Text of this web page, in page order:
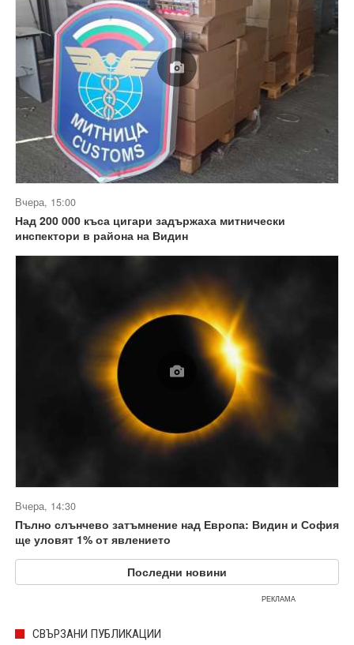
Вчера, 15:00
Над 200 000 къса цигари задържаха митнически
инспектори в района на Видин
Вчера, 14:30
Пълно слънчево затъмнение над Европа: Видин и София
ще уловят 1% от явлението
Последни новини
РЕКЛАМА
СВЪРЗАНИ ПУБЛИКАЦИИ